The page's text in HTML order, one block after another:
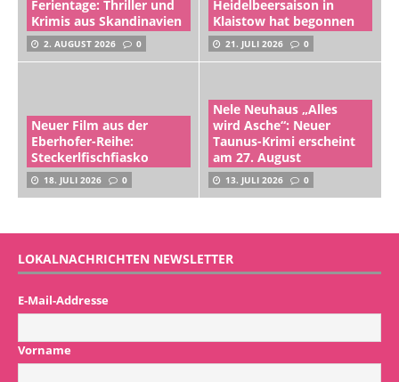
Ferientage: Thriller und
Krimis aus Skandinavien
2. AUGUST 2026 0
Heidelbeersaison in
Klaistow hat begonnen
21. JULI 2026 0
Neuer Film aus der
Eberhofer-Reihe:
Steckerlfischfiasko
18. JULI 2026 0
Nele Neuhaus „Alles
wird Asche“: Neuer
Taunus-Krimi erscheint
am 27. August
13. JULI 2026 0
LOKALNACHRICHTEN NEWSLETTER
E-Mail-Addresse
Vorname